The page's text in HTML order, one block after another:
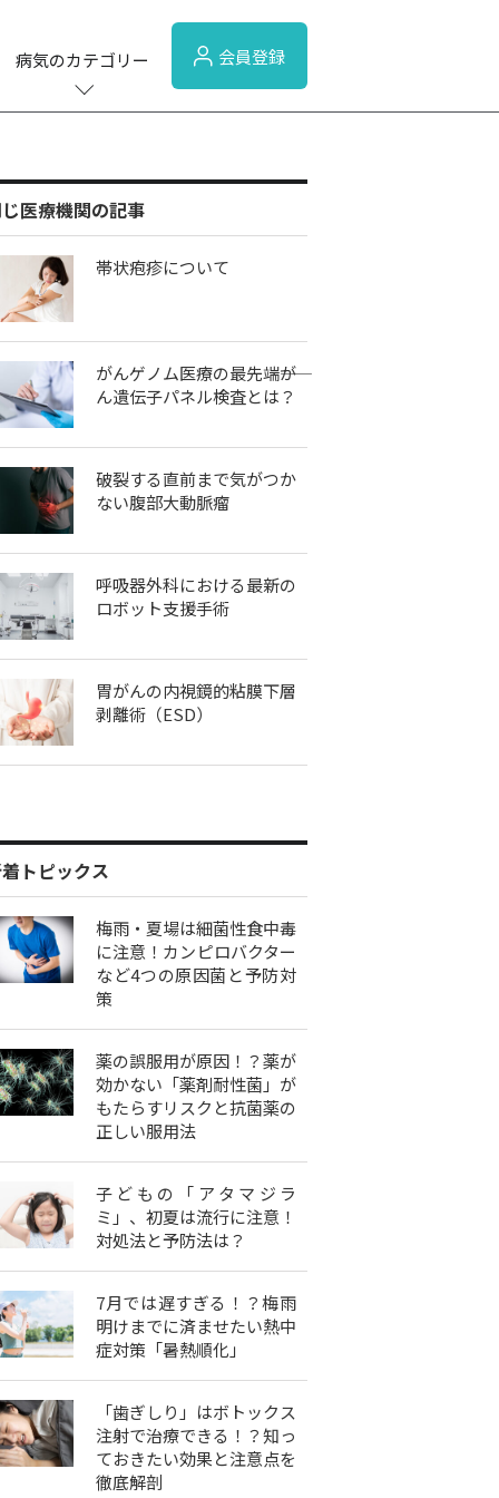
病気のカテゴリー 会員登録
医療機関の記事
帯状疱疹について
がんゲノム医療の最先端――が
ん遺伝子パネル検査とは？
破裂する直前まで気がつか
ない腹部大動脈瘤
呼吸器外科における最新の
ロボット支援手術
胃がんの内視鏡的粘膜下層
剥離術（ESD）
トピックス
梅雨・夏場は細菌性食中毒
に注意！カンピロバクター
など4つの原因菌と予防対
策
薬の誤服用が原因！？薬が
効かない「薬剤耐性菌」が
もたらすリスクと抗菌薬の
正しい服用法
子どもの「アタマジラ
ミ」、初夏は流行に注意！
対処法と予防法は？
7月では遅すぎる！？梅雨
明けまでに済ませたい熱中
症対策「暑熱順化」
「歯ぎしり」はボトックス
注射で治療できる！？知っ
ておきたい効果と注意点を
徹底解剖